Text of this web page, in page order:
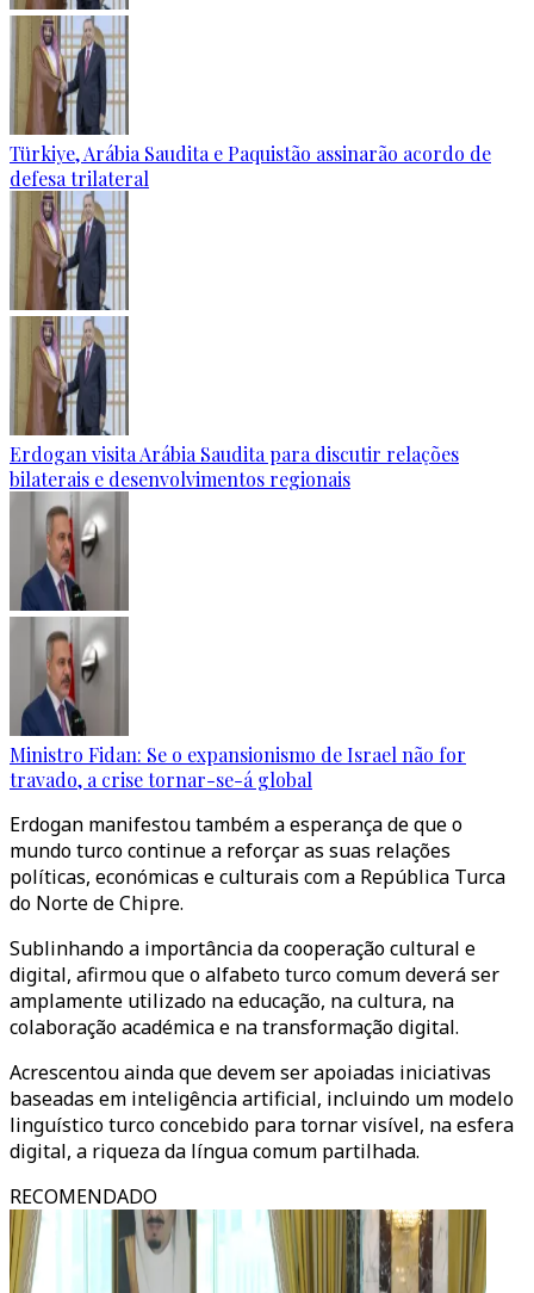
Türkiye, Arábia Saudita e Paquistão assinarão acordo de
defesa trilateral
Erdogan visita Arábia Saudita para discutir relações
bilaterais e desenvolvimentos regionais
Ministro Fidan: Se o expansionismo de Israel não for
travado, a crise tornar-se-á global
Erdogan manifestou também a esperança de que o
mundo turco continue a reforçar as suas relações
políticas, económicas e culturais com a República Turca
do Norte de Chipre.
Sublinhando a importância da cooperação cultural e
digital, afirmou que o alfabeto turco comum deverá ser
amplamente utilizado na educação, na cultura, na
colaboração académica e na transformação digital.
Acrescentou ainda que devem ser apoiadas iniciativas
baseadas em inteligência artificial, incluindo um modelo
linguístico turco concebido para tornar visível, na esfera
digital, a riqueza da língua comum partilhada.
RECOMENDADO